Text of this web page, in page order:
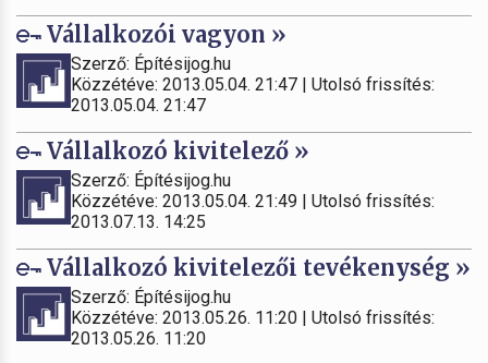
Vállalkozói vagyon »
Szerző: Építésijog.hu
Közzétéve: 2013.05.04. 21:47 | Utolsó frissítés:
2013.05.04. 21:47
Vállalkozó kivitelező »
Szerző: Építésijog.hu
Közzétéve: 2013.05.04. 21:49 | Utolsó frissítés:
2013.07.13. 14:25
Vállalkozó kivitelezői tevékenység »
Szerző: Építésijog.hu
Közzétéve: 2013.05.26. 11:20 | Utolsó frissítés:
2013.05.26. 11:20